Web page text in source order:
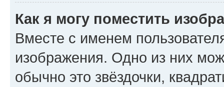
Как я могу поместить
Вместе с именем
изображения. Одно из них
обычно это звёздочки,